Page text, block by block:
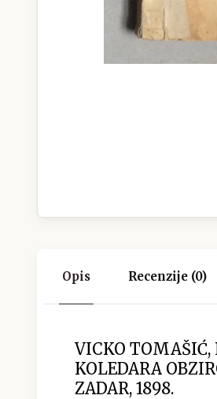
Opis Recenzije (0)
VICKO TOMAŠIĆ,
KOLEDARA
ZADAR, 1898.